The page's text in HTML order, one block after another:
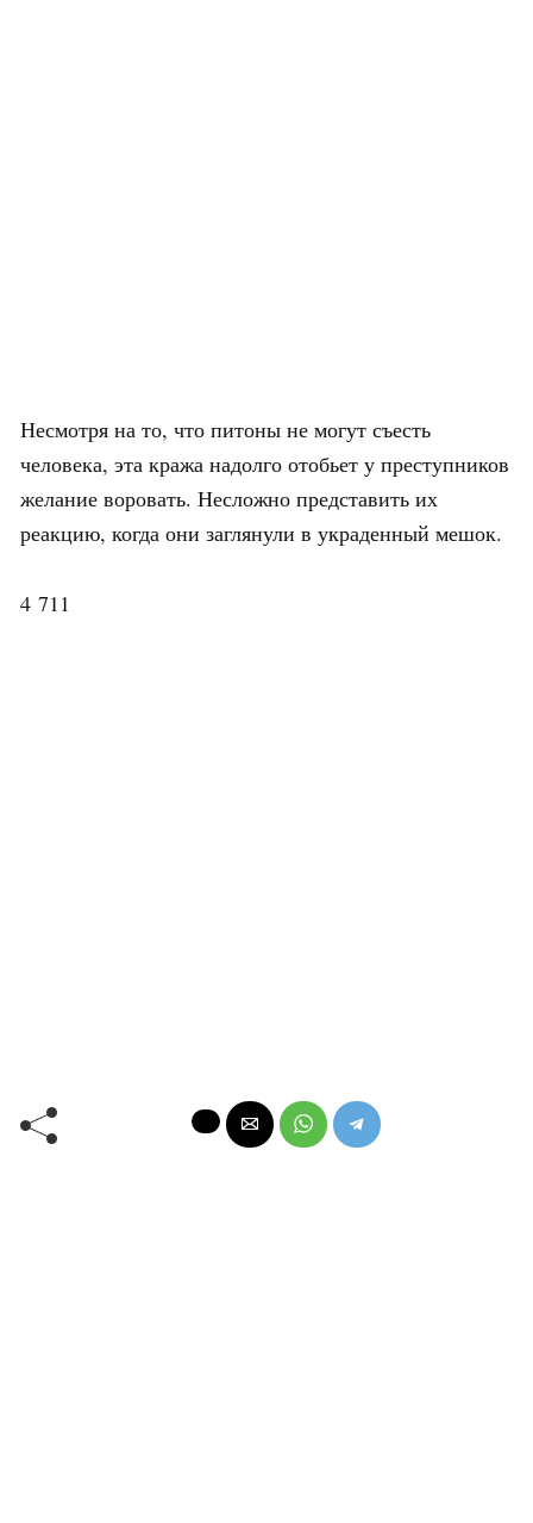
Несмотря на то, что питоны не могут съесть
человека, эта кража надолго отобьет у преступников
желание воровать. Несложно представить их
реакцию, когда они заглянули в украденный мешок.
4 711